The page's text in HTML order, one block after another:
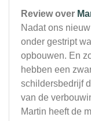
Review over
Nadat ons
onder gestript
opbouwen. En
hebben een
schildersbedrijf
van de
Martin heeft de